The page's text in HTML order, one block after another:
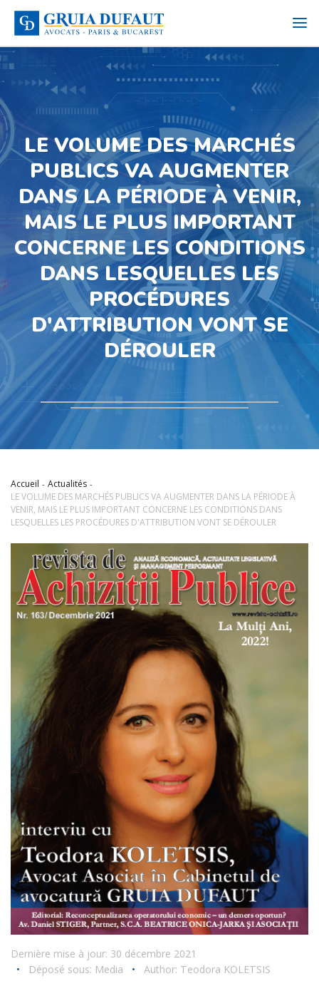
LE VOLUME DES MARCHÉS
PUBLICS VA AUGMENTER
DANS LA PÉRIODE À VENIR,
MAIS LE PLUS IMPORTANT
CONCERNE LES CONDITIONS
DANS LESQUELLES LES
PROCÉDURES
D'ATTRIBUTION VONT SE
DÉROULER
Accueil
Actualités
LE VOLUME DES MARCHÉS PUBLICS VA AUGMENTER DANS LA PÉRIODE À
VENIR, MAIS LE PLUS IMPORTANT CONCERNE LES CONDITIONS DANS
LESQUELLES LES PROCÉDURES D'ATTRIBUTION VONT SE DÉROULER
Dernière mise à jour: 30 décembre 2021
•
Déposé sous: Media • Author: Teodora KOLETSIS